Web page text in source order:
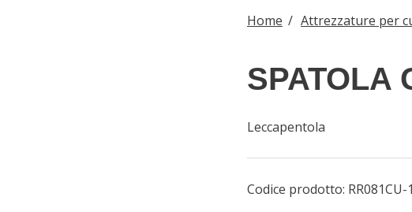
Home / Attrezzature per
SPATOLA
Leccapentola
Codice prodotto: RR081CU-1